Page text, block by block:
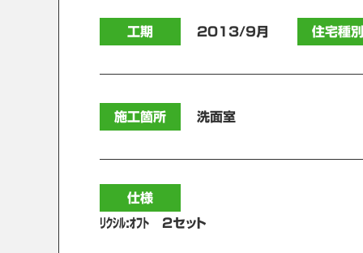
工期 2013/9月 住宅種別
施工箇所 洗面室
仕様
ﾘｸｼﾙ:ｵﾌﾄ 2セット